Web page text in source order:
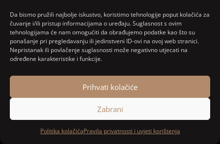
Da bismo pružili najbolje iskustvo, koristimo tehnologije poput kolačića za
čuvanje i/ili pristup informacijama o uređaju. Suglasnost s ovim
tehnologijama će nam omogućiti da obrađujemo podatke kao što su
ponašanje pri pregledavanju ili jedinstveni ID-ovi na ovoj web stranici.
Nepristanak ili povlačenje suglasnosti može negativno utjecati na
određene karakteristike i funkcije.
Prihvati kolačiće
Zabrani
Politika kolačićaPravila privatnosti i uvjeti korištenja
Nove objave
Najnoviji komentari
Nema komentara za prikaz.
Designed and developed by